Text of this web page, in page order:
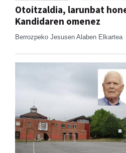
Berrozpeko Jesusen Alaben Elkartea